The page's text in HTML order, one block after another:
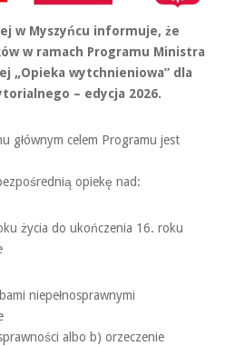
w Myszyńcu informuje, że
w ramach Programu Ministra
„Opieka wytchnieniowa” dla
– edycja 2026.
głównym celem Programu jest
opiekę nad:
życia do ukończenia 16. roku
niepełnosprawnymi
albo b) orzeczenie